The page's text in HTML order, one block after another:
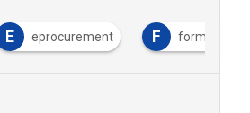
E eprocurement F formazione